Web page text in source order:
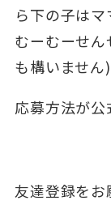
ら下の子はマ
むーむーせ
も構いません)
応募方法が公
友達登録を